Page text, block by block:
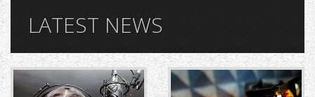
LATEST NEWS